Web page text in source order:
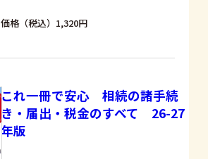
価格（税込）1,320円
これ一冊で安心 相続の諸手続
き・届出・税金のすべて 26-27
年版